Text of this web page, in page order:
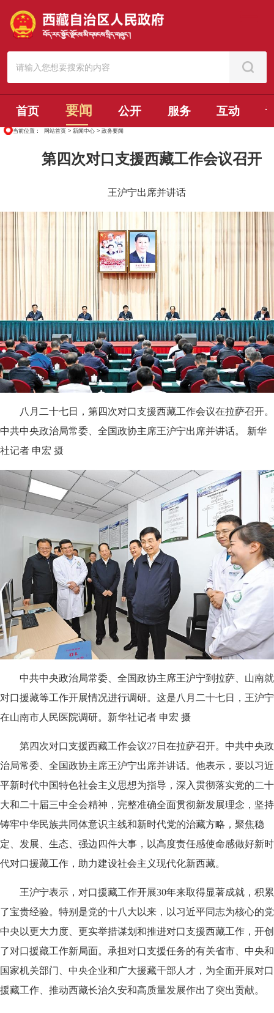
首页 要闻 公开 服务 互动
当前位置： 网站首页 > 新闻中心 > 政务要闻
第四次对口支援西藏工作会议召开
王沪宁出席并讲话
八月二十七日，第四次对口支援西藏工作会议在拉萨召开。
中共中央政治局常委、全国政协主席王沪宁出席并讲话。 新华
社记者 申宏 摄
中共中央政治局常委、全国政协主席王沪宁到拉萨、山南就
对口援藏等工作开展情况进行调研。这是八月二十七日，王沪宁
在山南市人民医院调研。新华社记者 申宏 摄
第四次对口支援西藏工作会议27日在拉萨召开。中共中央政
治局常委、全国政协主席王沪宁出席并讲话。他表示，要以习近
平新时代中国特色社会主义思想为指导，深入贯彻落实党的二十
大和二十届三中全会精神，完整准确全面贯彻新发展理念，坚持
铸牢中华民族共同体意识主线和新时代党的治藏方略，聚焦稳
定、发展、生态、强边四件大事，以高度责任感使命感做好新时
代对口援藏工作，助力建设社会主义现代化新西藏。
王沪宁表示，对口援藏工作开展30年来取得显著成就，积累
了宝贵经验。特别是党的十八大以来，以习近平同志为核心的党
中央以更大力度、更实举措谋划和推进对口支援西藏工作，开创
了对口援藏工作新局面。承担对口支援任务的有关省市、中央和
国家机关部门、中央企业和广大援藏干部人才，为全面开展对口
援藏工作、推动西藏长治久安和高质量发展作出了突出贡献。